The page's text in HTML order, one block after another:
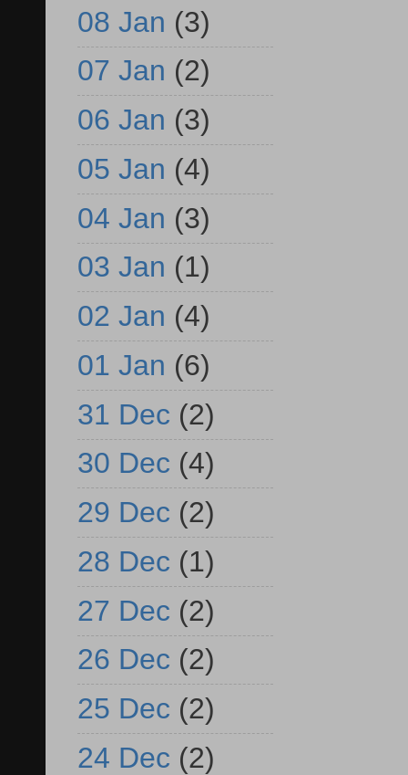
08 Jan (3)
07 Jan (2)
06 Jan (3)
05 Jan (4)
04 Jan (3)
03 Jan (1)
02 Jan (4)
01 Jan (6)
31 Dec (2)
30 Dec (4)
29 Dec (2)
28 Dec (1)
27 Dec (2)
26 Dec (2)
25 Dec (2)
24 Dec (2)